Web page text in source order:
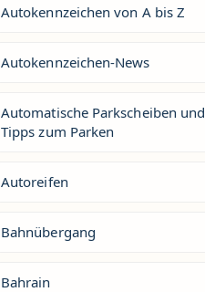
Autokennzeichen von A bis Z
Autokennzeichen-News
Automatische Parkscheiben und
Tipps zum Parken
Autoreifen
Bahnübergang
Bahrain